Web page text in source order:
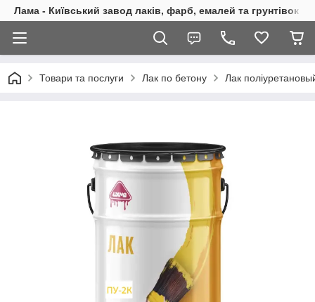
Лама - Київський завод лаків, фарб, емалей та грунтівок
Товари та послуги Лак по бетону Лак